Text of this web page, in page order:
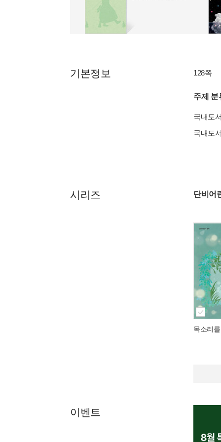
기본정보 128쪽
주제 분
국내도
국내도
시리즈 단비어
목소리
이벤트